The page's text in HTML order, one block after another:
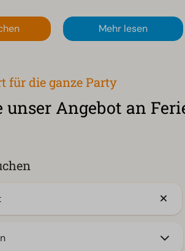
Mehr lesen
für die ganze Party
unser Angebot an